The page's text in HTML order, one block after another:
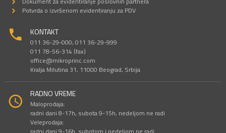
Potvrda o izvršenom evidentiranju za PDV
KONTAKT
011 36-29-000; 011 36-29-999
011 78-56-314 (fax)
office@mikroprinc.com
Kralja Milutina 31, 11000 Beograd, Srbija
RADNO VREME
Maloprodaja:
radni dani 8-17h, subota 9-15h, nedeljom ne radi
Veleprodaja: